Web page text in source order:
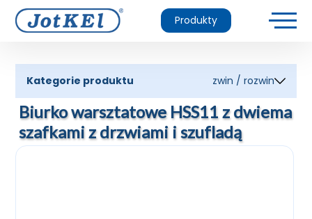
Produkty
Kategorie produktu zwin / rozwin
Biurko warsztatowe HSS11 z dwiema
szafkami z drzwiami i szufladą